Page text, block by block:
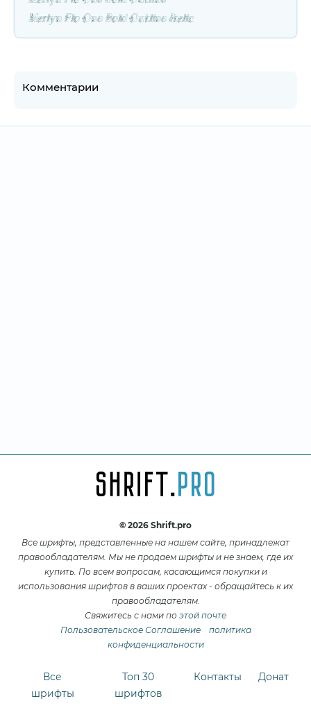
Marlyn Flo One Bold Outline Italic
Комментарии
© 2026 Shrift.pro
Все шрифты, представленные на нашем сайте, принадлежат
правообладателям. Мы не продаем шрифты и не знаем, где их
купить. По всем вопросам, касающимся покупки и
использования шрифтов в ваших проектах - обращайтесь к их
правообладателям.
Свяжитесь с нами по этой почте
Пользовательское Соглашение
политика
конфиденциальности
Все
шрифты
Топ 30
шрифтов
Контакты Донат